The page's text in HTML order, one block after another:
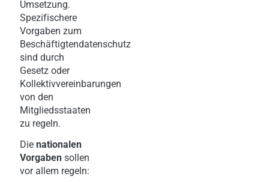
Umsetzung.
Spezifischere
Vorgaben zum
Beschäftigtendatenschutz
sind durch
Gesetz oder
Kollektivvereinbarungen
von den
Mitgliedsstaaten
zu regeln.
Die nationalen
Vorgaben sollen
vor allem regeln: